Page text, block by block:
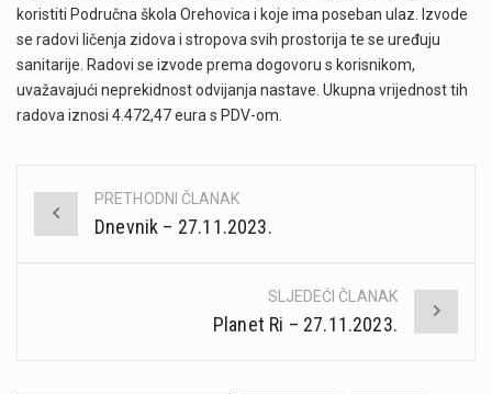
koristiti Područna škola Orehovica i koje ima poseban ulaz. Izvode
se radovi ličenja zidova i stropova svih prostorija te se uređuju
sanitarije. Radovi se izvode prema dogovoru s korisnikom,
uvažavajući neprekidnost odvijanja nastave. Ukupna vrijednost tih
radova iznosi 4.472,47 eura s PDV-om.
Post
PRETHODNI ČLANAK
Dnevnik – 27.11.2023.
SLJEDEĆI ČLANAK
Planet Ri – 27.11.2023.